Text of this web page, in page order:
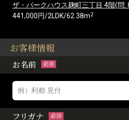
ザ・パークハウス麹町三丁目 4階(問:
441,000円/2LDK/62.38m2
お客様情報
お名前 必須
フリガナ 必須